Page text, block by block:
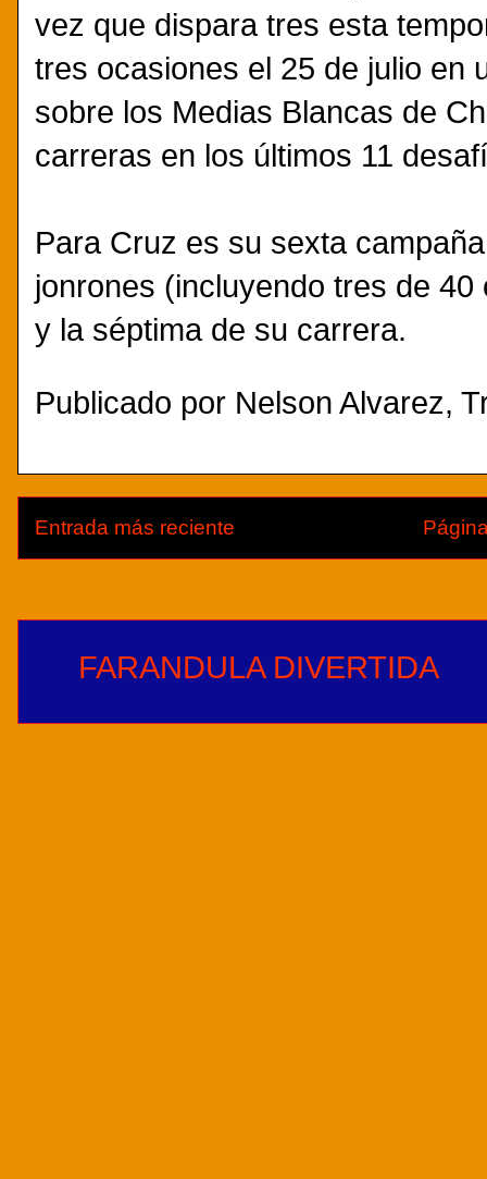
vez que dispara tres esta
tres ocasiones el 25 de julio en
sobre los Medias Blancas de
carreras en los últimos 11
Para Cruz es su sexta
jonrones (incluyendo tres de
y la séptima de su carrera.
Publicado por Nelson Alvarez,
Entrada más reciente
FARANDULA DIVERTIDA